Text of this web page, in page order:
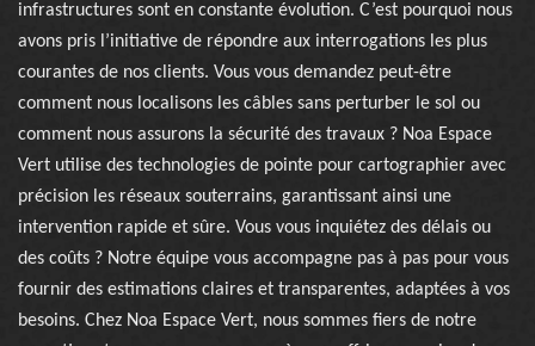
infrastructures sont en constante évolution. C’est pourquoi nous
avons pris l’initiative de répondre aux interrogations les plus
courantes de nos clients. Vous vous demandez peut-être
comment nous localisons les câbles sans perturber le sol ou
comment nous assurons la sécurité des travaux ? Noa Espace
Vert utilise des technologies de pointe pour cartographier avec
précision les réseaux souterrains, garantissant ainsi une
intervention rapide et sûre. Vous vous inquiétez des délais ou
des coûts ? Notre équipe vous accompagne pas à pas pour vous
fournir des estimations claires et transparentes, adaptées à vos
besoins. Chez Noa Espace Vert, nous sommes fiers de notre